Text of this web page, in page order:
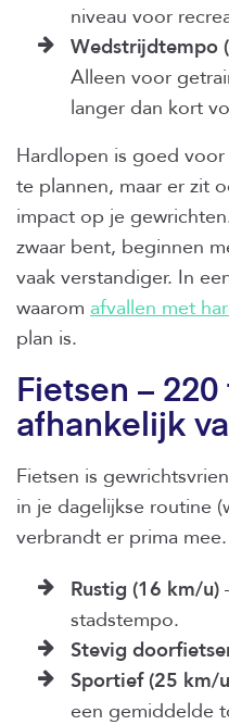
niveau voor
Wedstrijdtempo
Alleen voor
langer dan kort
Hardlopen is goed
te plannen, maar er zit
impact op je
zwaar bent, beginnen
vaak verstandiger. In
waarom afvallen met
plan is.
Fietsen –
afhankelijk
Fietsen is
in je dagelijkse routine
verbrandt er prima
Rustig (16 km/u)
stadstempo.
Stevig
Sportief (25 km/
een gemiddelde